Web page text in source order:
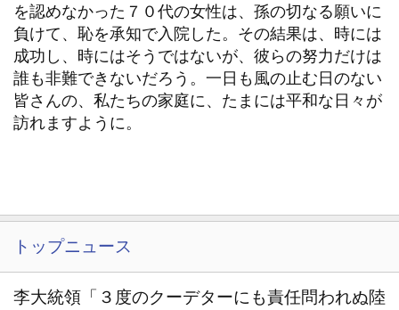
を認めなかった７０代の女性は、孫の切なる願いに
負けて、恥を承知で入院した。その結果は、時には
成功し、時にはそうではないが、彼らの努力だけは
誰も非難できないだろう。一日も風の止む日のない
皆さんの、私たちの家庭に、たまには平和な日々が
訪れますように。
トップニュース
李大統領「３度のクーデターにも責任問われぬ陸